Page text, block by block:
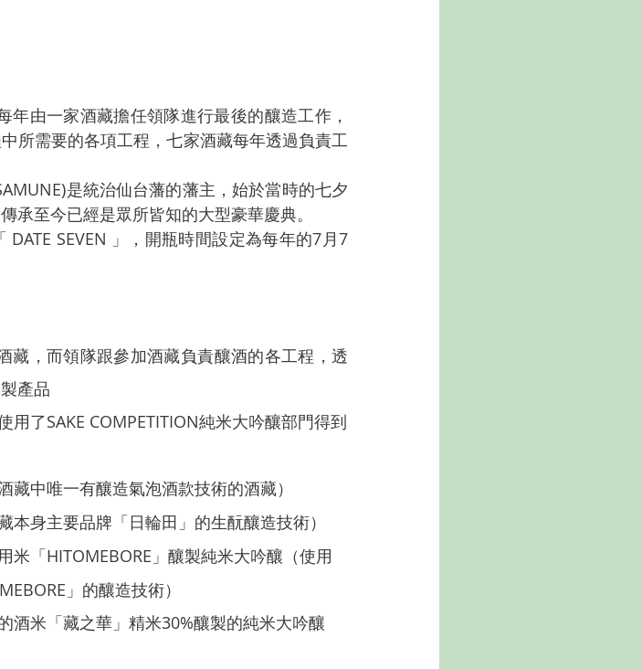
由一家酒藏擔任領隊進行最後的釀造工作，
所需要的各項工程，七家酒藏每年透過負責工
是統治仙台藩的藩主，始於當時的七夕
承至今已經是眾所皆知的大型豪華慶典。
SEVEN 」，開瓶時間設定為每年的7月7
藏，而領隊跟參加酒藏負責釀酒的各工程，透
產品
用了SAKE COMPETITION純米大吟釀部門得到
藏中唯一有釀造氣泡酒款技術的酒藏）
本身主要品牌「日輪田」的生酛釀造技術）
米「HITOMEBORE」釀製純米大吟釀（使用
」的釀造技術）
酒米「藏之華」精米30%釀製的純米大吟釀